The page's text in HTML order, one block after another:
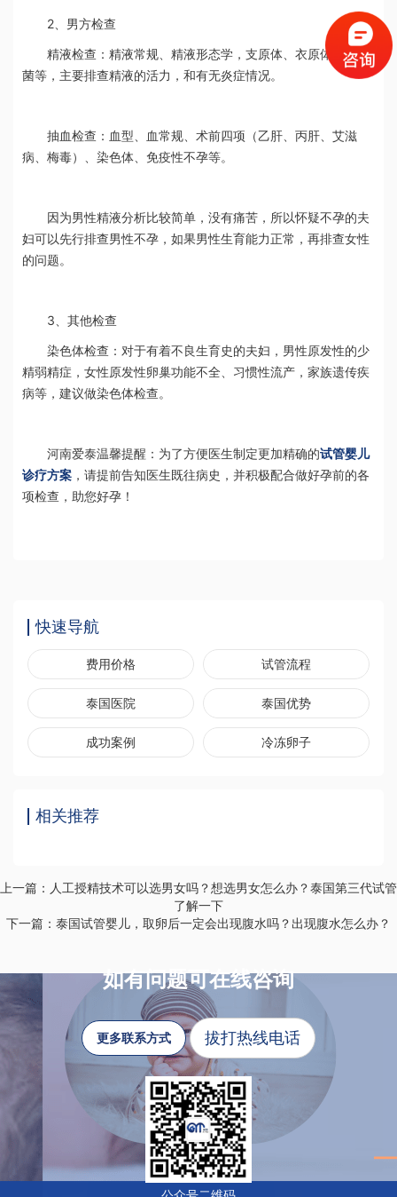
2、男方检查
精液检查：精液常规、精液形态学，支原体、衣原体、淋球
菌等，主要排查精液的活力，和有无炎症情况。
抽血检查：血型、血常规、术前四项（乙肝、丙肝、艾滋
病、梅毒）、染色体、免疫性不孕等。
因为男性精液分析比较简单，没有痛苦，所以怀疑不孕的夫
妇可以先行排查男性不孕，如果男性生育能力正常，再排查女性
的问题。
3、其他检查
染色体检查：对于有着不良生育史的夫妇，男性原发性的少
精弱精症，女性原发性卵巢功能不全、习惯性流产，家族遗传疾
病等，建议做染色体检查。
河南爱泰温馨提醒：为了方便医生制定更加精确的试管婴儿
诊疗方案 ，请提前告知医生既往病史，并积极配合做好孕前的各
项检查，助您好孕！
快速导航
费用价格 试管流程
泰国医院 泰国优势
成功案例 冷冻卵子
相关推荐
上一篇：人工授精技术可以选男女吗？想选男女怎么办？泰国第三代试管
了解一下
下一篇：泰国试管婴儿，取卵后一定会出现腹水吗？出现腹水怎么办？
如有问题可在线咨询
更多联系方式 拔打热线电话